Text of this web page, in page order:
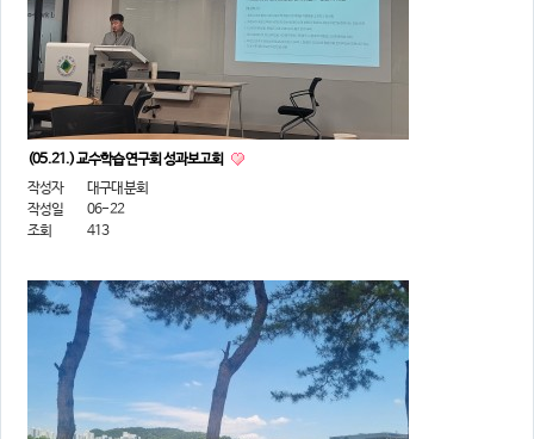
(05.21.) 교수학습연구회 성과보고회
작성자
대구대분회
작성일
06-22
조회
413